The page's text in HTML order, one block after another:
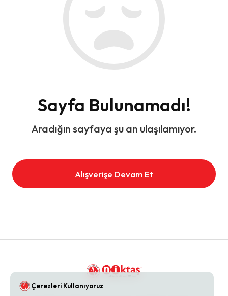
Sayfa Bulunamadı!
Aradığın sayfaya şu an ulaşılamıyor.
Alışverişe Devam Et
Çerezleri Kullanıyoruz